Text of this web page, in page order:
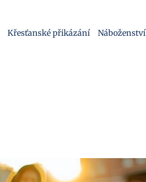
Křesťanské přikázání Náboženství